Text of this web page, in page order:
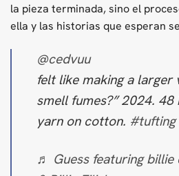
la pieza terminada, sino el
ella y las historias que esperan
@cedvuu
felt like making a larger
smell fumes?” 2024.
yarn on cotton. #tufting
♬ Guess featuring billie